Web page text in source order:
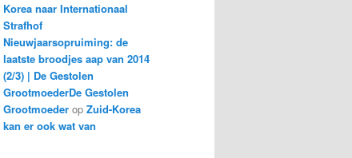
Korea naar Internationaal
Strafhof
Nieuwjaarsopruiming: de
laatste broodjes aap van 2014
(2/3) | De Gestolen
GrootmoederDe Gestolen
Grootmoeder op Zuid-Korea
kan er ook wat van